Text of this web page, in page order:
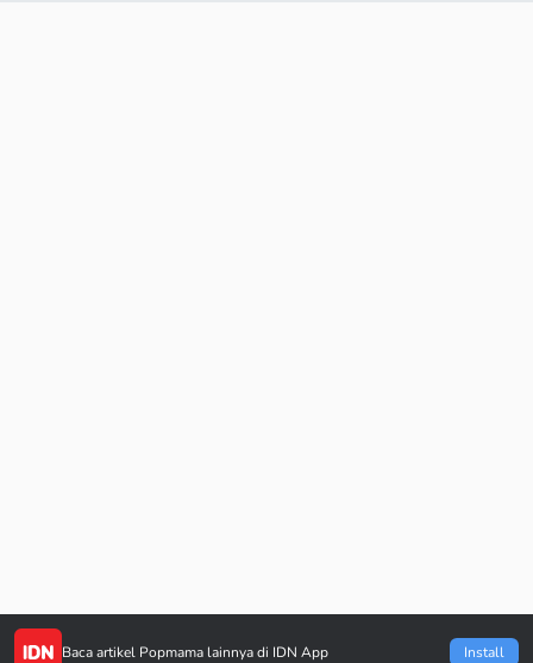
Baca artikel Popmama lainnya di IDN App Install